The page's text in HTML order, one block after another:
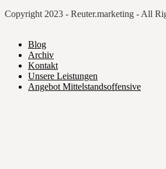
Copyright 2023 - Reuter.marketing - All
Blog
Archiv
Kontakt
Unsere Leistungen
Angebot Mittelstandsoffensive